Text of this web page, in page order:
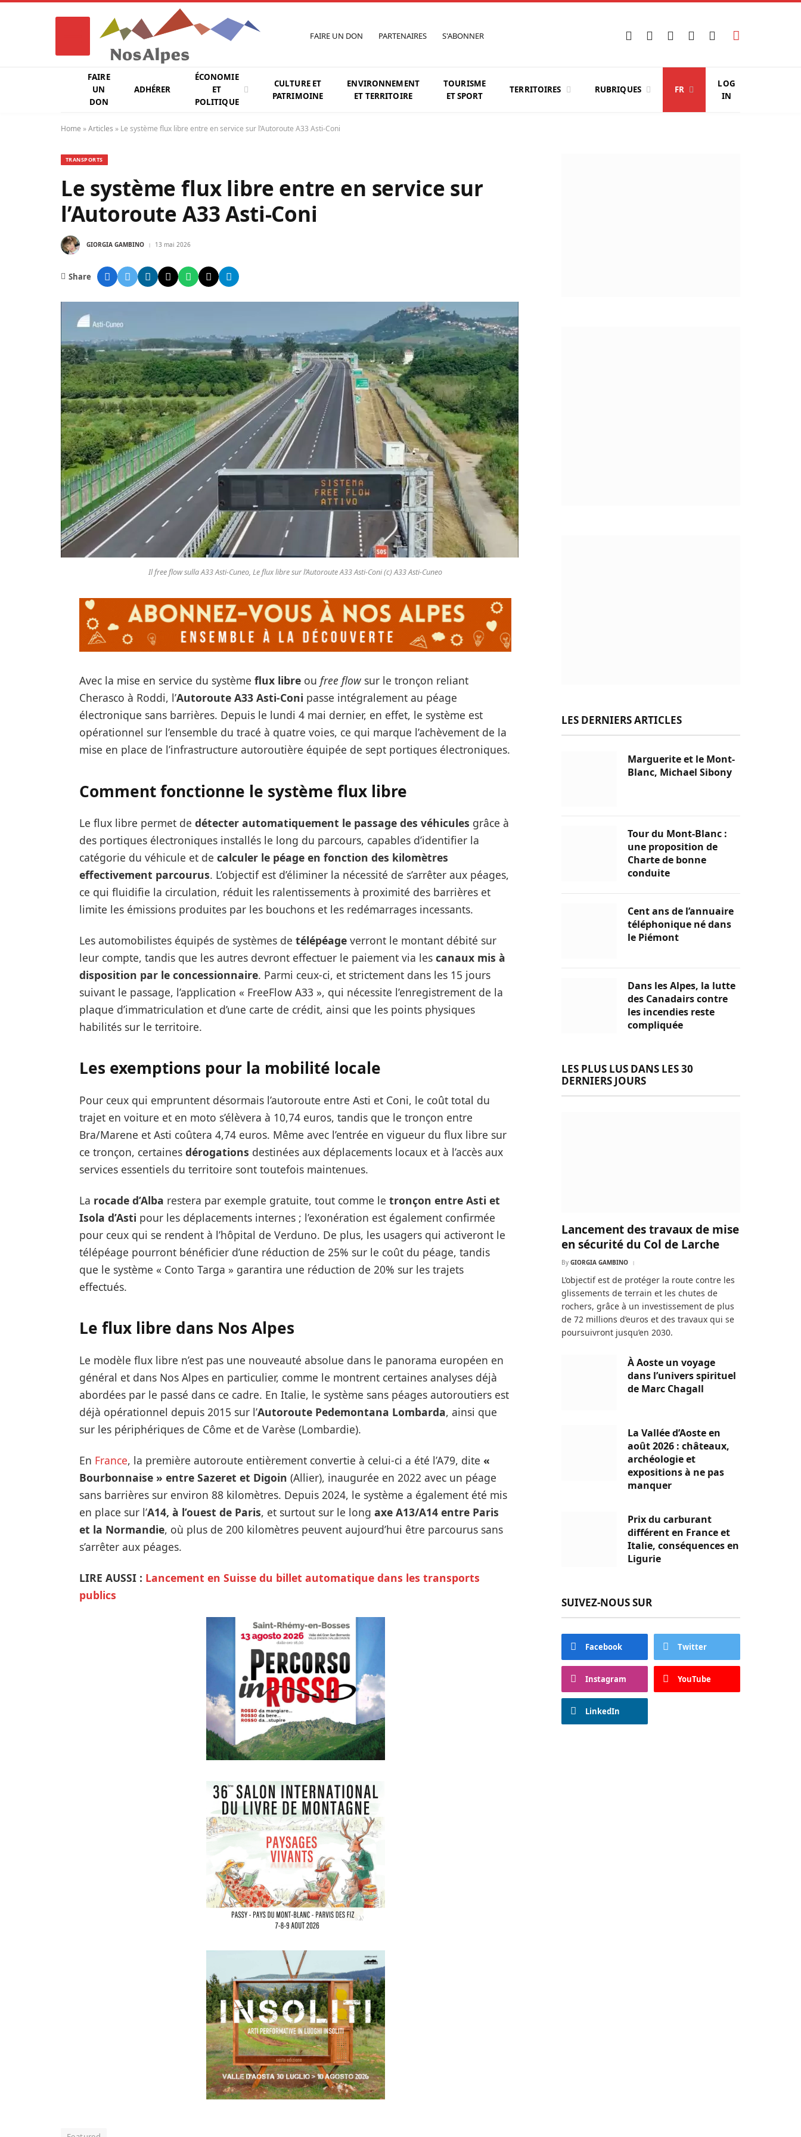
FAIRE UN DON PARTENAIRES S'ABONNER Facebook
X
Instagram
YouTubeLinkedIn
FAIRE
UN
DON
ADHÉRER
ÉCONOMIE
ET
POLITIQUE
CULTURE ET
PATRIMOINE
ENVIRONNEMENT
ET TERRITOIRE
TOURISME
ET SPORT
TERRITOIRES RUBRIQUES FR
LOG
IN
Home »Articles » Le système flux libre entre en service sur l’Autoroute A33 Asti-Coni
TRANSPORTS
Le système flux libre entre en service sur
l’Autoroute A33 Asti-Coni
GIORGIA GAMBINO 13 mai 2026
Share
Il free flow sulla A33 Asti-Cuneo, Le flux libre sur l’Autoroute A33 Asti-Coni (c) A33 Asti-Cuneo
Avec la mise en service du système flux libreou free flowsur le tronçon reliant
Cherasco à Roddi, l’Autoroute A33 Asti-Coni passe intégralement au péage
électronique sans barrières. Depuis le lundi 4 mai dernier, en effet, le système est
opérationnel sur l’ensemble du tracé à quatre voies, ce qui marque l’achèvement de la
mise en place de l’infrastructure autoroutière équipée de sept portiques électroniques.
Comment fonctionne le système flux libre
Le flux libre permet de détecter automatiquement le passage des véhicules grâce à
des portiques électroniques installés le long du parcours, capables d’identifier la
catégorie du véhicule et de calculer le péage en fonction des kilomètres
effectivement parcourus. L’objectif est d’éliminer la nécessité de s’arrêter aux péages,
ce qui fluidifie la circulation, réduit les ralentissements à proximité des barrières et
limite les émissions produites par les bouchons et les redémarrages incessants.
Les automobilistes équipés de systèmes de télépéageverront le montant débité sur
leur compte, tandis que les autres devront effectuer le paiement via les canaux mis à
disposition par le concessionnaire. Parmi ceux-ci, et strictement dans les 15 jours
suivant le passage, l’application « FreeFlow A33 », qui nécessite l’enregistrement de la
plaque d’immatriculation et d’une carte de crédit, ainsi que les points physiques
habilités sur le territoire.
Les exemptions pour la mobilité locale
Pour ceux qui empruntent désormais l’autoroute entre Asti et Coni, le coût total du
trajet en voiture et en moto s’élèvera à 10,74 euros, tandis que le tronçon entre
Bra/Marene et Asti coûtera 4,74 euros. Même avec l’entrée en vigueur du flux libre sur
ce tronçon, certaines dérogations destinées aux déplacements locaux et à l’accès aux
services essentiels du territoire sont toutefois maintenues.
La rocade d’Alba restera par exemple gratuite, tout comme le tronçon entre Asti et
Isola d’Asti pour les déplacements internes ; l’exonération est également confirmée
pour ceux qui se rendent à l’hôpital de Verduno. De plus, les usagers qui activeront le
télépéage pourront bénéficier d’une réduction de 25% sur le coût du péage, tandis
que le système « Conto Targa » garantira une réduction de 20% sur les trajets
effectués.
Le flux libre dans Nos Alpes
Le modèle flux libre n’est pas une nouveauté absolue dans le panorama européen en
général et dans Nos Alpes en particulier, comme le montrent certaines analyses déjà
abordées par le passé dans ce cadre. En Italie, le système sans péages autoroutiers est
déjà opérationnel depuis 2015 sur l’Autoroute Pedemontana Lombarda, ainsi que
sur les périphériques de Côme et de Varèse (Lombardie).
En France, la première autoroute entièrement convertie à celui-ci a été l’A79, dite «
Bourbonnaise » entre Sazeret et Digoin (Allier), inaugurée en 2022 avec un péage
sans barrières sur environ 88 kilomètres. Depuis 2024, le système a également été mis
en place sur l’A14, à l’ouest de Paris, et surtout sur le long axe A13/A14 entre Paris
et la Normandie, où plus de 200 kilomètres peuvent aujourd’hui être parcourus sans
s’arrêter aux péages.
LIRE AUSSI : Lancement en Suisse du billet automatique dans les transports
publics
LES DERNIERS ARTICLES
Marguerite et le Mont-
Blanc, Michael Sibony
Tour du Mont-Blanc :
une proposition de
Charte de bonne
conduite
Cent ans de l’annuaire
téléphonique né dans
le Piémont
Dans les Alpes, la lutte
des Canadairs contre
les incendies reste
compliquée
LES PLUS LUS DANS LES 30
DERNIERS JOURS
Lancement des travaux de mise
en sécurité du Col de Larche
By GIORGIA GAMBINO
L’objectif est de protéger la route contre les
glissements de terrain et les chutes de
rochers, grâce à un investissement de plus
de 72 millions d’euros et des travaux qui se
poursuivront jusqu’en 2030.
À Aoste un voyage
dans l’univers spirituel
de Marc Chagall
La Vallée d’Aoste en
août 2026 : châteaux,
archéologie et
expositions à ne pas
manquer
Prix du carburant
différent en France et
Italie, conséquences en
Ligurie
SUIVEZ-NOUS SUR
Facebook Twitter
Instagram YouTube
LinkedIn